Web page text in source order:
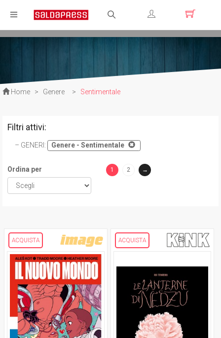
Registrati
Home > Genere > Sentimentale
Filtri attivi:
GENERI : Genere - Sentimentale
Ordina per
1
2 →
ACQUISTA ACQUISTA